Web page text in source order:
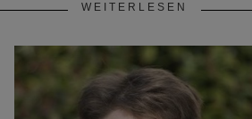
WEITERLESEN